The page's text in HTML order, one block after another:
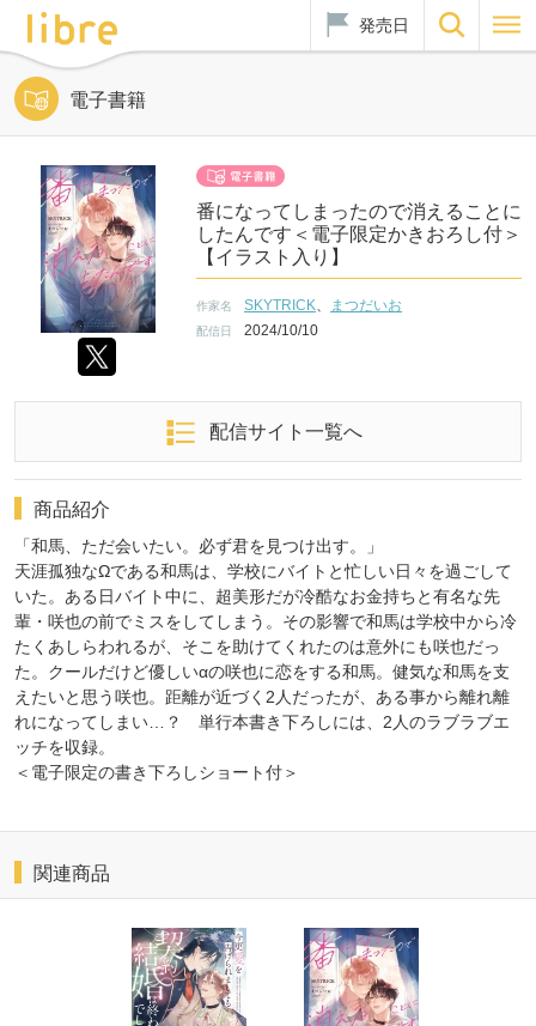
発売日
電子書籍
番になってしまったので消えることに
したんです＜電子限定かきおろし付＞
【イラスト入り】
作家名 SKYTRICK、 まつだいお
配信日 2024/10/10
配信サイト一覧へ
商品紹介
「和馬、ただ会いたい。必ず君を見つけ出す。」
天涯孤独なΩである和馬は、学校にバイトと忙しい日々を過ごして
いた。ある日バイト中に、超美形だが冷酷なお金持ちと有名な先
輩・咲也の前でミスをしてしまう。その影響で和馬は学校中から冷
たくあしらわれるが、そこを助けてくれたのは意外にも咲也だっ
た。クールだけど優しいαの咲也に恋をする和馬。健気な和馬を支
えたいと思う咲也。距離が近づく2人だったが、ある事から離れ離
れになってしまい…？ 単行本書き下ろしには、2人のラブラブエ
ッチを収録。
＜電子限定の書き下ろしショート付＞
関連商品